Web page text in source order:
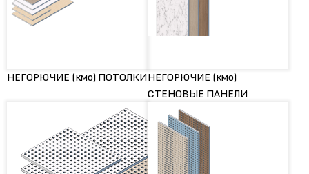
НЕГОРЮЧИЕ (кмо) ПОТОЛКИНЕГОРЮЧИЕ (кмо)
СТЕНОВЫЕ ПАНЕЛИ